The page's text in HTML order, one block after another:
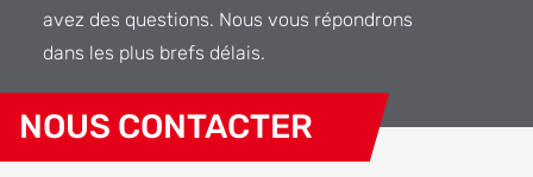
avez des questions. Nous vous répondrons
dans les plus brefs délais.
NOUS CONTACTER